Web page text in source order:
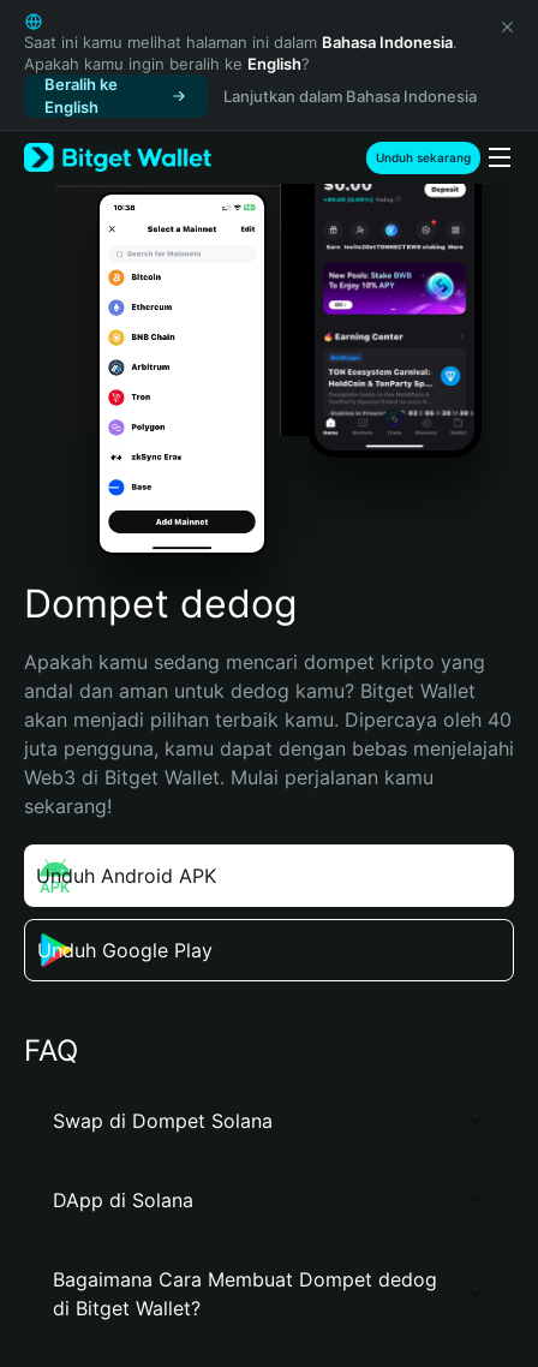
English
日本語
Tiếng Việt
Русский
Español (Latinoamérica)
Türkçe
Italiano
Português (Portugal)
Bahasa Indonesia
Português (Brasil)
Español (Argentina)
Saat ini kamu melihat halaman ini dalam Bahasa Indonesia.
Apakah kamu ingin beralih ke English?
Beralih ke
English
Lanjutkan dalam Bahasa Indonesia
Unduh sekarang
Dompet dedog
Apakah kamu sedang mencari dompet kripto yang
andal dan aman untuk dedog kamu? Bitget Wallet
akan menjadi pilihan terbaik kamu. Dipercaya oleh 40
juta pengguna, kamu dapat dengan bebas menjelajahi
Web3 di Bitget Wallet. Mulai perjalanan kamu
sekarang!
Unduh Android APK
Unduh Google Play
FAQ
Swap di Dompet Solana
DApp di Solana
Bagaimana Cara Membuat Dompet dedog
di Bitget Wallet?